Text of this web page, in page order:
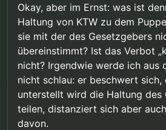
schon.” Fantasien werden
moralisch bewertet. Dass Sie
Eindruck gelangt sind, lässt
Sie sich auf eine Online-
bekannt ist. Diese arbeitet
und lässt wesentliche
Entstigmatisierung, zur
Wertschätzung und zur
Fantasie und Verhalten aus.
sich selbst ein Bild zu machen.
offen.
Okay, aber im Ernst: was ist
Haltung von KTW zu dem
sie mit der des Gesetzgebers
übereinstimmt? Ist das Verbot
nicht? Irgendwie werde ich aus
nicht schlau: er beschwert sich,
unterstellt wird die Haltung des
teilen, distanziert sich aber
davon.